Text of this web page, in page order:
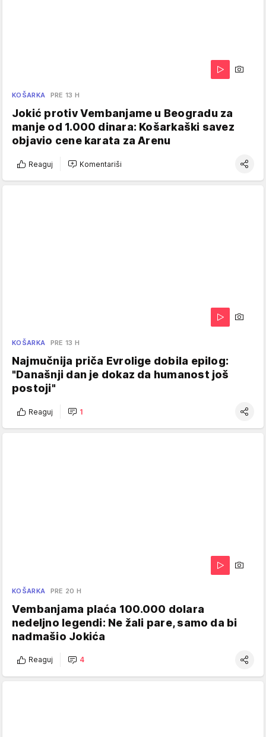
KOŠARKA PRE 13 H
Jokić protiv Vembanjame u Beogradu za
manje od 1.000 dinara: Košarkaški savez
objavio cene karata za Arenu
Reaguj Komentariši
KOŠARKA PRE 13 H
Najmučnija priča Evrolige dobila epilog:
"Današnji dan je dokaz da humanost još
postoji"
Reaguj 1
KOŠARKA PRE 20 H
Vembanjama plaća 100.000 dolara
nedeljno legendi: Ne žali pare, samo da bi
nadmašio Jokića
Reaguj 4